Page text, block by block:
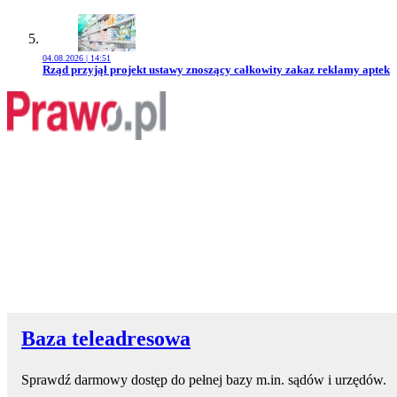
04.08.2026 | 14:51
Przejdź do artykułu:
Rząd przyjął projekt ustawy znoszący całkowity zakaz reklamy aptek
Baza teleadresowa
Sprawdź darmowy dostęp do pełnej bazy m.in. sądów i urzędów.